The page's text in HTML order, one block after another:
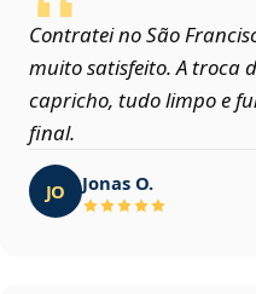
Contratei no São
muito satisfeito. A troca
capricho, tudo limpo e
final.
JO Jonas O.